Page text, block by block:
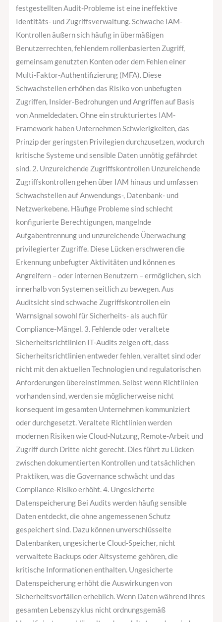
festgestellten Audit-Probleme ist eine ineffektive
Identitäts- und Zugriffsverwaltung. Schwache IAM-
Kontrollen äußern sich häufig in übermäßigen
Benutzerrechten, fehlendem rollenbasierten Zugriff,
gemeinsam genutzten Konten oder dem Fehlen einer
Multi-Faktor-Authentifizierung (MFA). Diese
Schwachstellen erhöhen das Risiko von unbefugten
Zugriffen, Insider-Bedrohungen und Angriffen auf Basis
von Anmeldedaten. Ohne ein strukturiertes IAM-
Framework haben Unternehmen Schwierigkeiten, das
Prinzip der geringsten Privilegien durchzusetzen, wodurch
kritische Systeme und sensible Daten unnötig gefährdet
sind. 2. Unzureichende Zugriffskontrollen Unzureichende
Zugriffskontrollen gehen über IAM hinaus und umfassen
Schwachstellen auf Anwendungs-, Datenbank- und
Netzwerkebene. Häufige Probleme sind schlecht
konfigurierte Berechtigungen, mangelnde
Aufgabentrennung und unzureichende Überwachung
privilegierter Zugriffe. Diese Lücken erschweren die
Erkennung unbefugter Aktivitäten und können es
Angreifern – oder internen Benutzern – ermöglichen, sich
innerhalb von Systemen seitlich zu bewegen. Aus
Auditsicht sind schwache Zugriffskontrollen ein
Warnsignal sowohl für Sicherheits- als auch für
Compliance-Mängel. 3. Fehlende oder veraltete
Sicherheitsrichtlinien IT-Audits zeigen oft, dass
Sicherheitsrichtlinien entweder fehlen, veraltet sind oder
nicht mit den aktuellen Technologien und regulatorischen
Anforderungen übereinstimmen. Selbst wenn Richtlinien
vorhanden sind, werden sie möglicherweise nicht
konsequent im gesamten Unternehmen kommuniziert
oder durchgesetzt. Veraltete Richtlinien werden
modernen Risiken wie Cloud-Nutzung, Remote-Arbeit und
Zugriff durch Dritte nicht gerecht. Dies führt zu Lücken
zwischen dokumentierten Kontrollen und tatsächlichen
Praktiken, was die Governance schwächt und das
Compliance-Risiko erhöht. 4. Ungesicherte
Datenspeicherung Bei Audits werden häufig sensible
Daten entdeckt, die ohne angemessenen Schutz
gespeichert sind. Dazu können unverschlüsselte
Datenbanken, ungesicherte Cloud-Speicher, nicht
verwaltete Backups oder Altsysteme gehören, die
kritische Informationen enthalten. Ungesicherte
Datenspeicherung erhöht die Auswirkungen von
Sicherheitsvorfällen erheblich. Wenn Daten während ihres
gesamten Lebenszyklus nicht ordnungsgemäß